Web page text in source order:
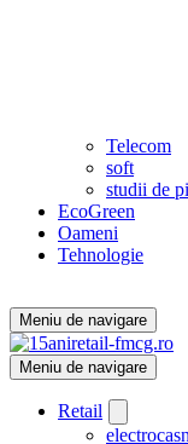
Telecom
soft
studii de
EcoGreen
Oameni
Tehnologie
Meniu de navigare
Meniu de navigare
Retail